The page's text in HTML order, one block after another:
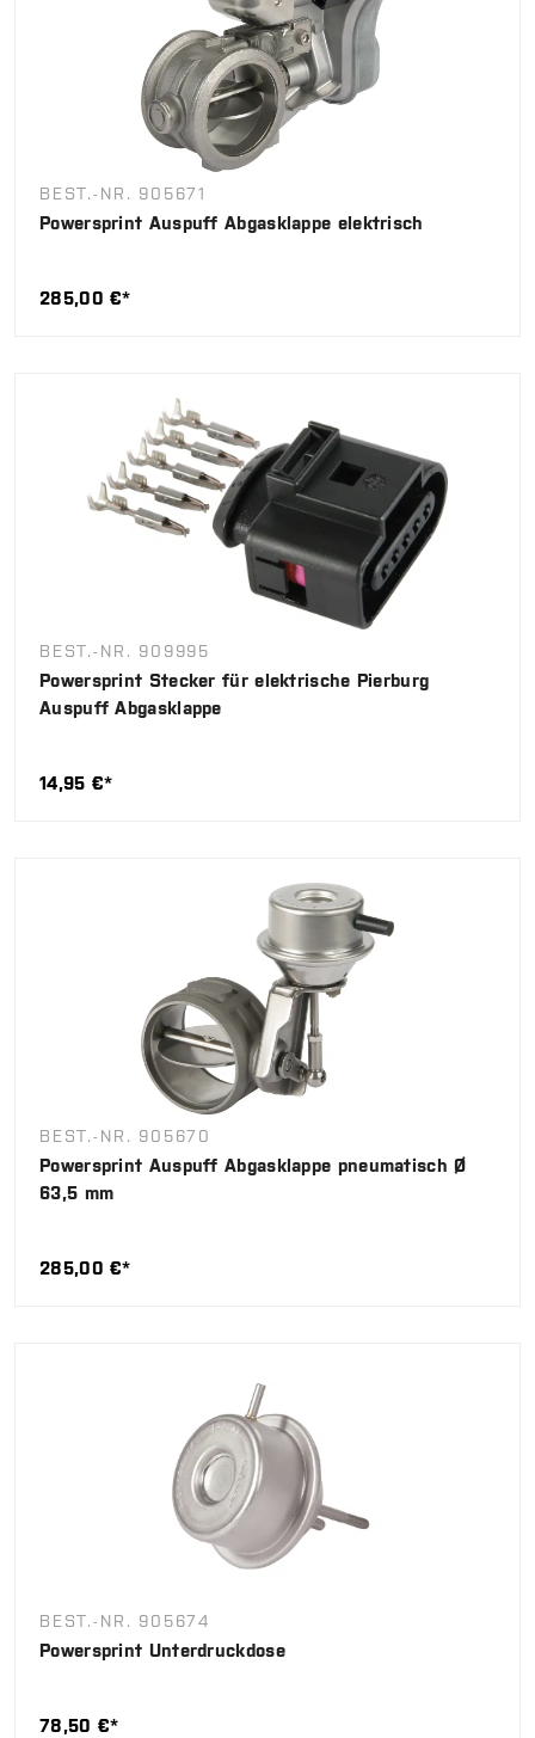
BEST.-NR. 905671
Powersprint Auspuff Abgasklappe elektrisch
285,00 €*
BEST.-NR. 909995
Powersprint Stecker für elektrische Pierburg
Auspuff Abgasklappe
14,95 €*
BEST.-NR. 905670
Powersprint Auspuff Abgasklappe pneumatisch Ø
63,5 mm
285,00 €*
BEST.-NR. 905674
Powersprint Unterdruckdose
78,50 €*